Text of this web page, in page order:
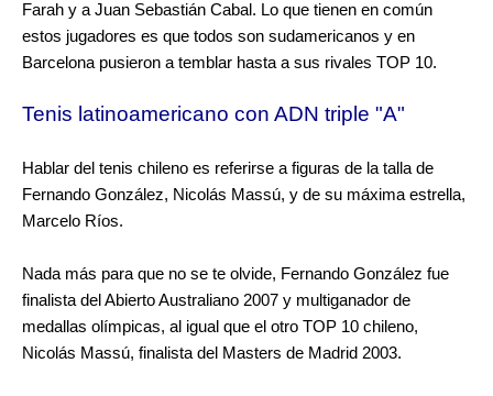
Farah y a Juan Sebastián Cabal. Lo que tienen en común
estos jugadores es que todos son sudamericanos y en
Barcelona pusieron a temblar hasta a sus rivales TOP 10.
Tenis latinoamericano con ADN triple "A"
Hablar del tenis chileno es referirse a figuras de la talla de
Fernando González, Nicolás Massú, y de su máxima estrella,
Marcelo Ríos.
Nada más para que no se te olvide, Fernando González fue
finalista del Abierto Australiano 2007 y multiganador de
medallas olímpicas, al igual que el otro TOP 10 chileno,
Nicolás Massú, finalista del Masters de Madrid 2003.